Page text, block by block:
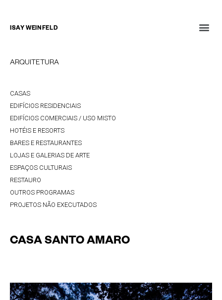
ISAY WEINFELD
ARQUITETURA
CASAS
EDIFÍCIOS RESIDENCIAIS
EDIFÍCIOS COMERCIAIS / USO MISTO
HOTÉIS E RESORTS
BARES E RESTAURANTES
LOJAS E GALERIAS DE ARTE
ESPAÇOS CULTURAIS
RESTAURO
OUTROS PROGRAMAS
PROJETOS NÃO EXECUTADOS
CASA SANTO AMARO